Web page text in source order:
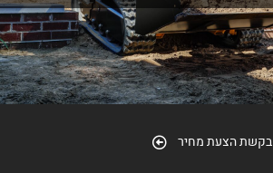
בקשת הצעת מחיר